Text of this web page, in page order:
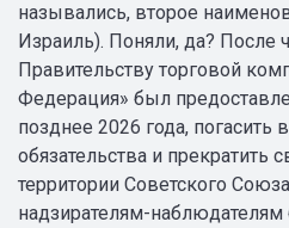
назывались, второе
Израиль). Поняли, да? После
Правительству торговой
Федерация» был
позднее 2026 года, погасить
обязательства и прекратить
территории Советского
надзирателям-